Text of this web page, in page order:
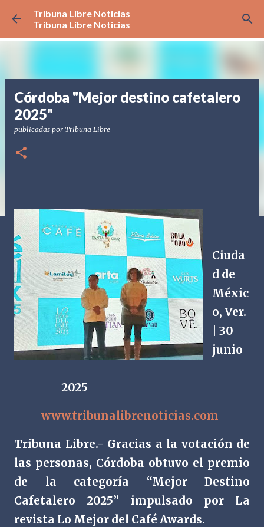
Ir al contenido principal
Tribuna Libre Noticias
Tribuna Libre Noticias
Córdoba "Mejor destino cafetalero
2025"
publicadas por Tribuna Libre
Ciuda
d de
Méxic
o, Ver.
| 30
junio
2025
www.tribunalibrenoticias.com
Tribuna Libre.- Gracias a la votación de
las personas, Córdoba obtuvo el premio
de la categoría “Mejor Destino
Cafetalero 2025” impulsado por La
revista Lo Mejor del Café Awards.